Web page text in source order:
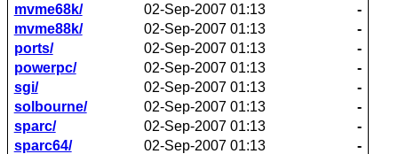
mvme68k/
02-Sep-2007 01:13
-
mvme88k/
02-Sep-2007 01:13
-
ports/
02-Sep-2007 01:13
-
powerpc/
02-Sep-2007 01:13
-
sgi/
02-Sep-2007 01:13
-
solbourne/
02-Sep-2007 01:13
-
sparc/
02-Sep-2007 01:13
-
sparc64/
02-Sep-2007 01:13
-